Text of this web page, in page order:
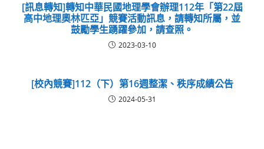
[訊息轉知]轉知中華民國地理學會辦理112年「第22屆
高中地理奧林匹亞」競賽活動訊息，請轉知所屬，並
鼓勵學生踴躍參加，請查照。
2023-03-10
[校內競賽]112（下）第16週整潔、秩序成績公告
2024-05-31